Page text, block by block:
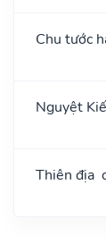
Chu tước
Nguyệt
Thiên địa